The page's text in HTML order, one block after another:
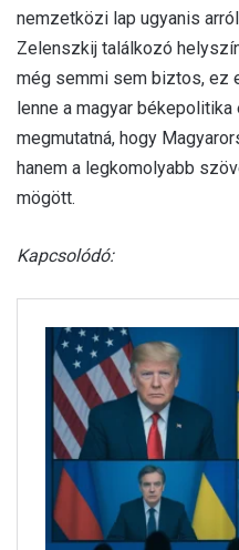
nemzetközi lap ugyanis
Zelenszkij találkozó
még semmi sem biztos, ez
lenne a magyar
megmutatná, hogy
hanem a legkomolyabb
mögött.
Kapcsolódó: